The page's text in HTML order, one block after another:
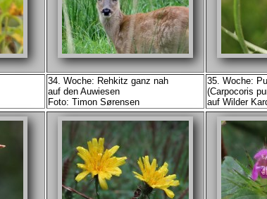
34. Woche: Rehkitz ganz nah
auf den Auwiesen
Foto: Timon Sørensen
35. Woche:
(Carpocoris
auf Wilder